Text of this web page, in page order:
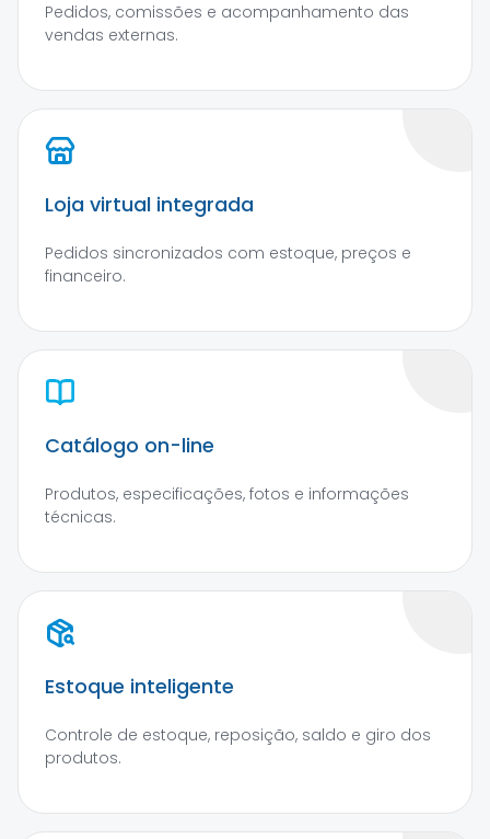
Pedidos, comissões e acompanhamento das
vendas externas.
Loja virtual integrada
Pedidos sincronizados com estoque, preços e
financeiro.
Catálogo on-line
Produtos, especificações, fotos e informações
técnicas.
Estoque inteligente
Controle de estoque, reposição, saldo e giro dos
produtos.